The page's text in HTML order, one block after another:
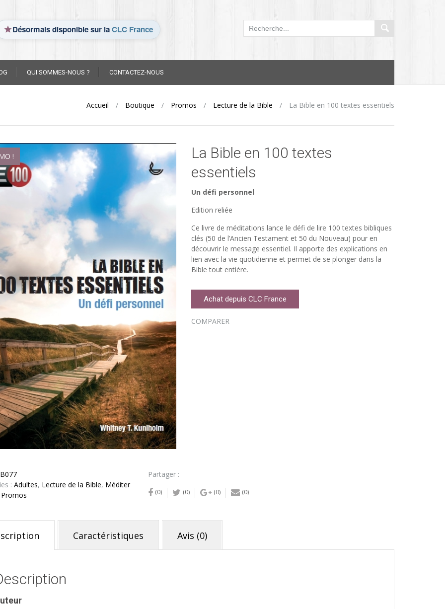
Désormais disponible sur laCLC France
QUI SOMMES-NOUS ? CONTACTEZ-NOUS
Accueil / Boutique / Promos / Lecture de la Bible / La Bible en 100 textes essentiels
!
La Bible en 100 textes
essentiels
Un défi personnel
Edition reliée
Ce livre de méditations lance le défi de lire 100 textes bibliques
clés (50 de l’Ancien Testament et 50 du Nouveau) pour en
découvrir le message essentiel. Il apporte des explications en
lien avec la vie quotidienne et permet de se plonger dans la
Bible tout entière.
Achat depuis CLC France
COMPARER
: Adultes, Lecture de la Bible, Méditer
Promos
Partager :
(0) (0) (0) (0)
Caractéristiques Avis (0)